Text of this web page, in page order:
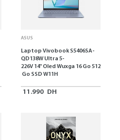
ASUS
Laptop Vivobook S5406SA-
QD138W Ultra 5-
226V 14" Oled Wuxga 16 Go 512
Go SSD W11H
11.990 DH